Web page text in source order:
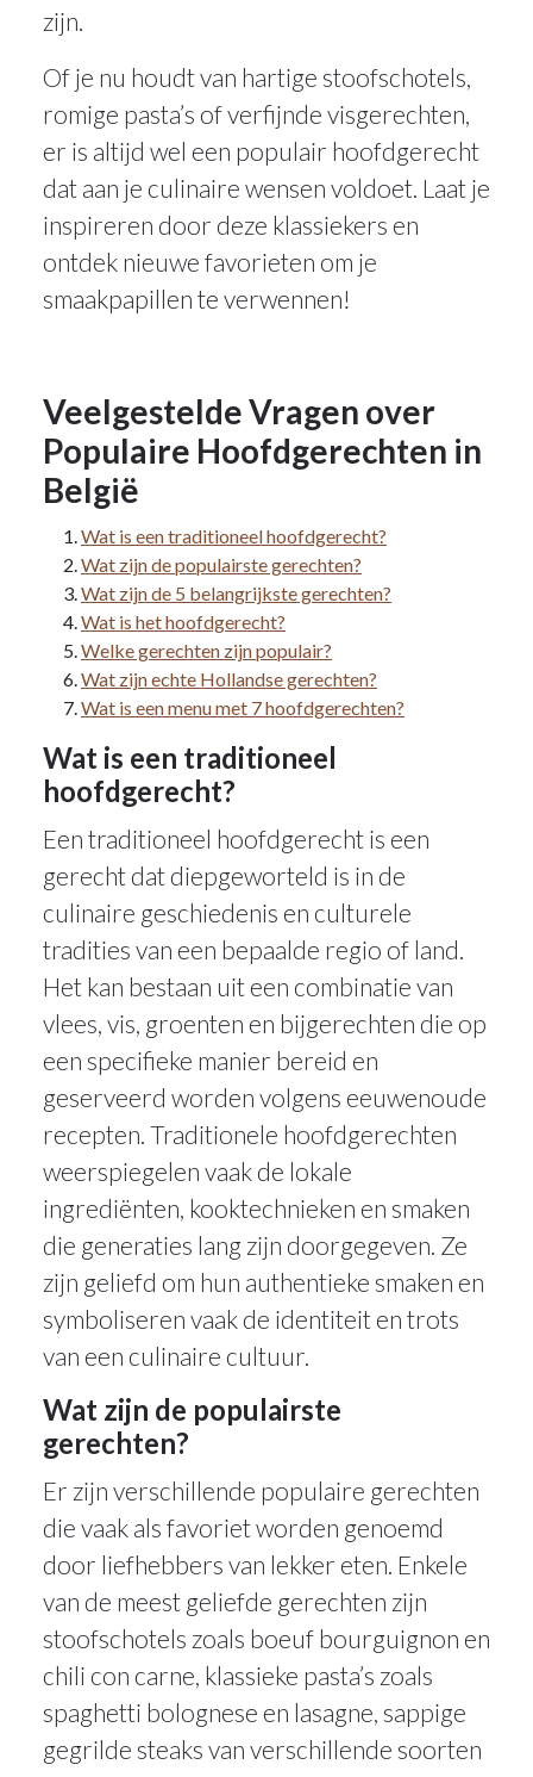
zijn.
Of je nu houdt van hartige stoofschotels,
romige pasta’s of verfijnde visgerechten,
er is altijd wel een populair hoofdgerecht
dat aan je culinaire wensen voldoet. Laat je
inspireren door deze klassiekers en
ontdek nieuwe favorieten om je
smaakpapillen te verwennen!
Veelgestelde Vragen over
Populaire Hoofdgerechten in
België
Wat is een traditioneel hoofdgerecht?
Wat zijn de populairste gerechten?
Wat zijn de 5 belangrijkste gerechten?
Wat is het hoofdgerecht?
Welke gerechten zijn populair?
Wat zijn echte Hollandse gerechten?
Wat is een menu met 7 hoofdgerechten?
Wat is een traditioneel
hoofdgerecht?
Een traditioneel hoofdgerecht is een
gerecht dat diepgeworteld is in de
culinaire geschiedenis en culturele
tradities van een bepaalde regio of land.
Het kan bestaan uit een combinatie van
vlees, vis, groenten en bijgerechten die op
een specifieke manier bereid en
geserveerd worden volgens eeuwenoude
recepten. Traditionele hoofdgerechten
weerspiegelen vaak de lokale
ingrediënten, kooktechnieken en smaken
die generaties lang zijn doorgegeven. Ze
zijn geliefd om hun authentieke smaken en
symboliseren vaak de identiteit en trots
van een culinaire cultuur.
Wat zijn de populairste
gerechten?
Er zijn verschillende populaire gerechten
die vaak als favoriet worden genoemd
door liefhebbers van lekker eten. Enkele
van de meest geliefde gerechten zijn
stoofschotels zoals boeuf bourguignon en
chili con carne, klassieke pasta’s zoals
spaghetti bolognese en lasagne, sappige
gegrilde steaks van verschillende soorten